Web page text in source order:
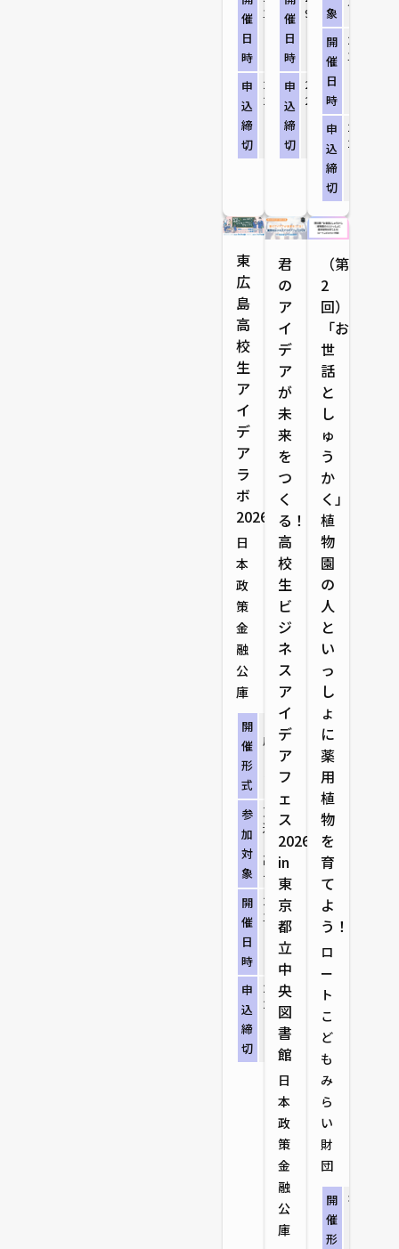
催
日
時
10:00～16:30
申
込
締
切
2026/8/4（火）
23:59
催
日
時
9:30～15:30
申
込
締
切
2026/8/7（金）
23:59
象
開
催
日
時
2026/8/
10:30～
申
込
締
切
2026/8/
23:59
東
広
島
高
校
生
ア
イ
デ
ア
ラ
ボ
2026
日
本
政
策
金
融
公
庫
開
催
形
式
リアル開催（東
広島イノベーシ
ョンラボミライ
ノ＋）
参
加
対
象
東広島市および
近隣地域に在住
または通学する
高校生等のグル
ープまたは個人
開
催
日
時
2026/7/28（火）
13:30～17:00
申
込
締
切
2026/7/21（火）
23:59
君
の
ア
イ
デ
ア
が
未
来
を
つ
く
る！
高
校
生
ビ
ジ
ネ
ス
ア
イ
デ
ア
フ
ェ
ス
2026
in
東
京
都
立
中
央
図
書
館
日
本
政
策
金
融
公
庫
（第
2
回）
「お
世
話
と
し
ゅ
う
か
く」：
植
物
園
の
人
と
い
っ
し
ょ
に
薬
用
植
物
を
育
て
よ
う！
ロ
ー
ト
こ
ど
も
み
ら
い
財
団
開
催
形
オンライ